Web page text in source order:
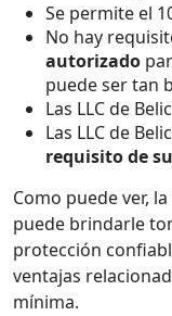
Se permite el
No hay
autorizado
puede ser tan
Las LLC de
Las LLC de
requisito de
Como puede ver,
puede brindarle
protección
ventajas
mínima.